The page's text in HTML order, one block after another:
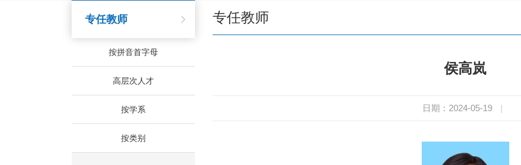
专任教师
按拼音首字母
高层次人才
按学系
按类别
专任教师
侯高岚
日期：2024-05-19 |